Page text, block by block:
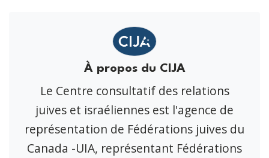
À propos du CIJA
Le Centre consultatif des relations
juives et israéliennes est l'agence de
représentation de Fédérations juives du
Canada -UIA, représentant Fédérations